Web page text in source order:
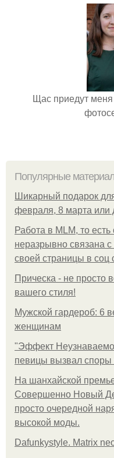
Щас приедут меня
Популярные
Шикарный подарок
февраля, 8 марта или
Работа в MLM, то
неразрывно связана с
своей страницы в соц
Прическа - не просто
вашего стиля!
Мужской гардероб: 6
женщинам
"Эффект
певицы вызвал споры
На шанхайской
Совершенно Новый
просто очередной
высокой моды.
Dafunkystyle. Matrix